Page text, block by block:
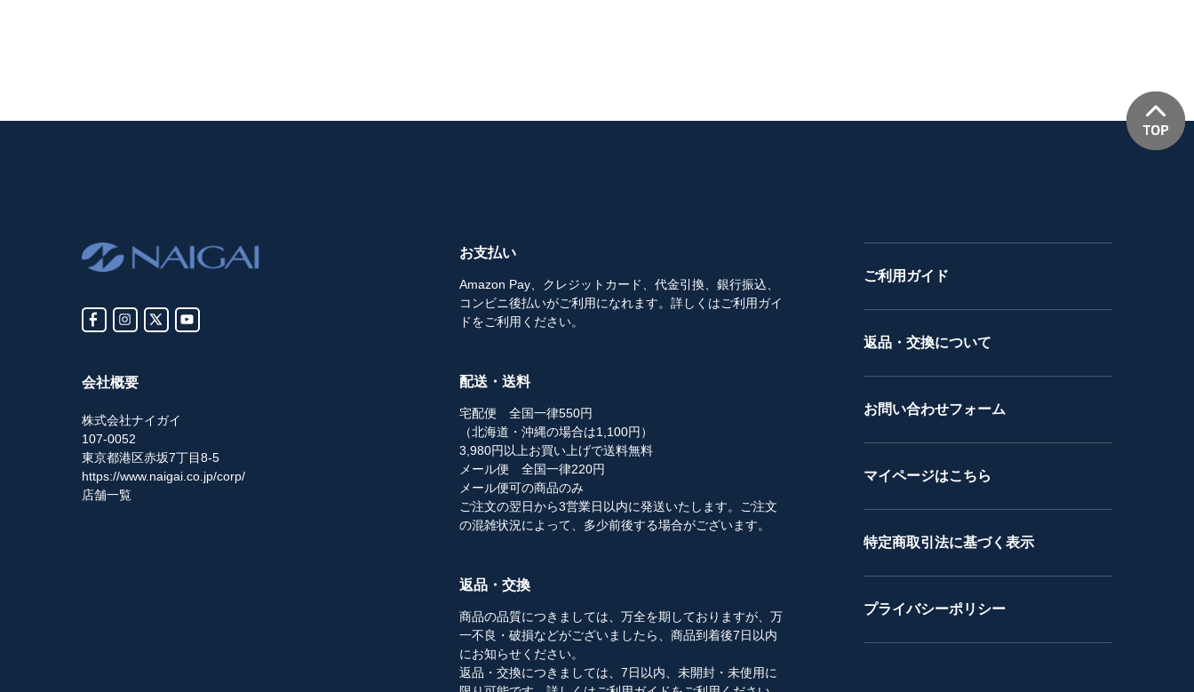
会社概要
株式会社ナイガイ
107-0052
東京都港区赤坂7丁目8-5
https://www.naigai.co.jp/corp/
店舗一覧
お支払い
Amazon Pay、クレジットカード、代金引換、銀行振込、
コンビニ後払いがご利用になれます。詳しくはご利用ガイ
ドをご利用ください。
配送・送料
宅配便 全国一律550円
（北海道・沖縄の場合は1,100円）
3,980円以上お買い上げで送料無料
メール便 全国一律220円
メール便可の商品のみ
ご注文の翌日から3営業日以内に発送いたします。ご注文
の混雑状況によって、多少前後する場合がございます。
返品・交換
商品の品質につきましては、万全を期しておりますが、万
一不良・破損などがございましたら、商品到着後7日以内
にお知らせください。
返品・交換につきましては、7日以内、未開封・未使用に
ご利用ガイド
返品・交換について
お問い合わせフォーム
マイページはこちら
特定商取引法に基づく表示
プライバシーポリシー